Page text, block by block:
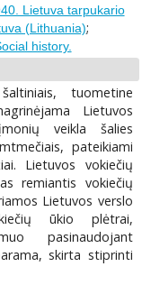
Lietuva tarpukario
(Lithuania);
history.
tuometine
Lietuvos
veikla šalies
pateikiami
Lietuvos vokiečių
remiantis vokiečių
Lietuvos verslo
ūkio plėtrai,
pasinaudojant
skirta stiprinti